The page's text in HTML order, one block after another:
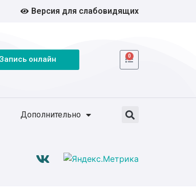
Версия для слабовидящих
Запись онлайн 0
Дополнительно